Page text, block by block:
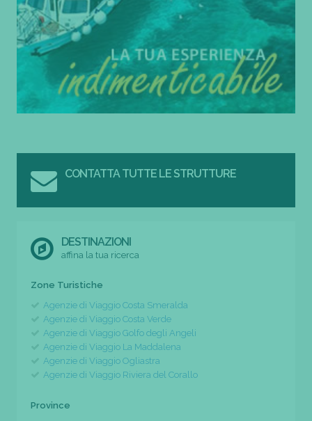
CONTATTA TUTTE LE STRUTTURE
DESTINAZIONI
affina la tua ricerca
Zone Turistiche
Agenzie di Viaggio Costa Smeralda
Agenzie di Viaggio Costa Verde
Agenzie di Viaggio Golfo degli Angeli
Agenzie di Viaggio La Maddalena
Agenzie di Viaggio Ogliastra
Agenzie di Viaggio Riviera del Corallo
Province